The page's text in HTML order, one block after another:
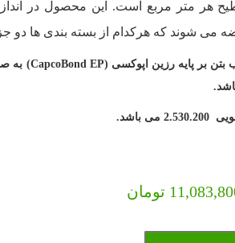
می شوند که هرکدام از بسته بندی ها دو
تومان